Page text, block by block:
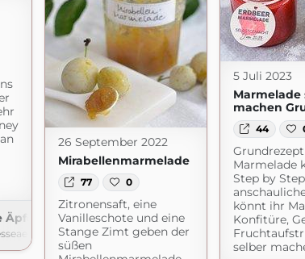
Äpfel - kreativer Familienblog und Reiseblog ♥
5 Juli 2023
Marmelade
machen
44
Marmelade
Step by
könnt ihr
Konfitüre,
selber
26 September 2022
Mirabellenmarmelade
77 0
Zitronensaft, eine
Vanilleschote und eine
Stange Zimt geben der
süßen